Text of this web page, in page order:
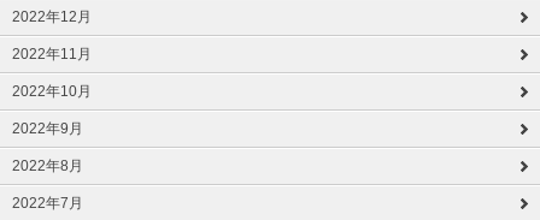
2022年12月
2022年11月
2022年10月
2022年9月
2022年8月
2022年7月